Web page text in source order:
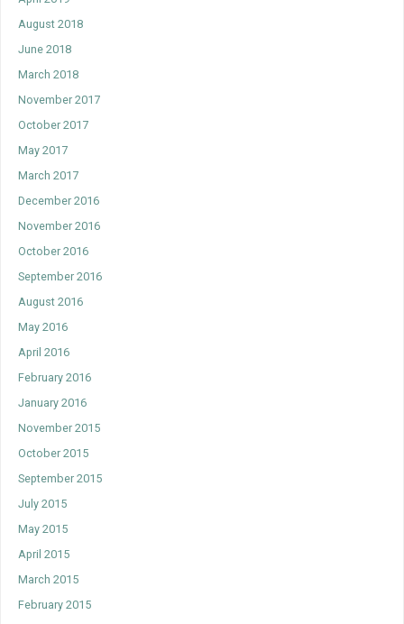
August 2018
June 2018
March 2018
November 2017
October 2017
May 2017
March 2017
December 2016
November 2016
October 2016
September 2016
August 2016
May 2016
April 2016
February 2016
January 2016
November 2015
October 2015
September 2015
July 2015
May 2015
April 2015
March 2015
February 2015